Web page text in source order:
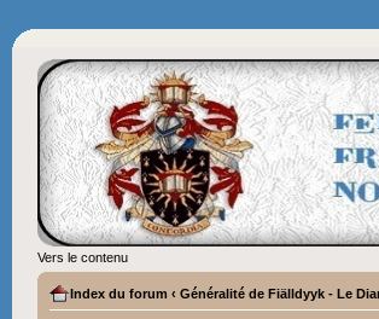
Vers le contenu
Index du forum ‹ Généralité de Fiälldyyk - Le